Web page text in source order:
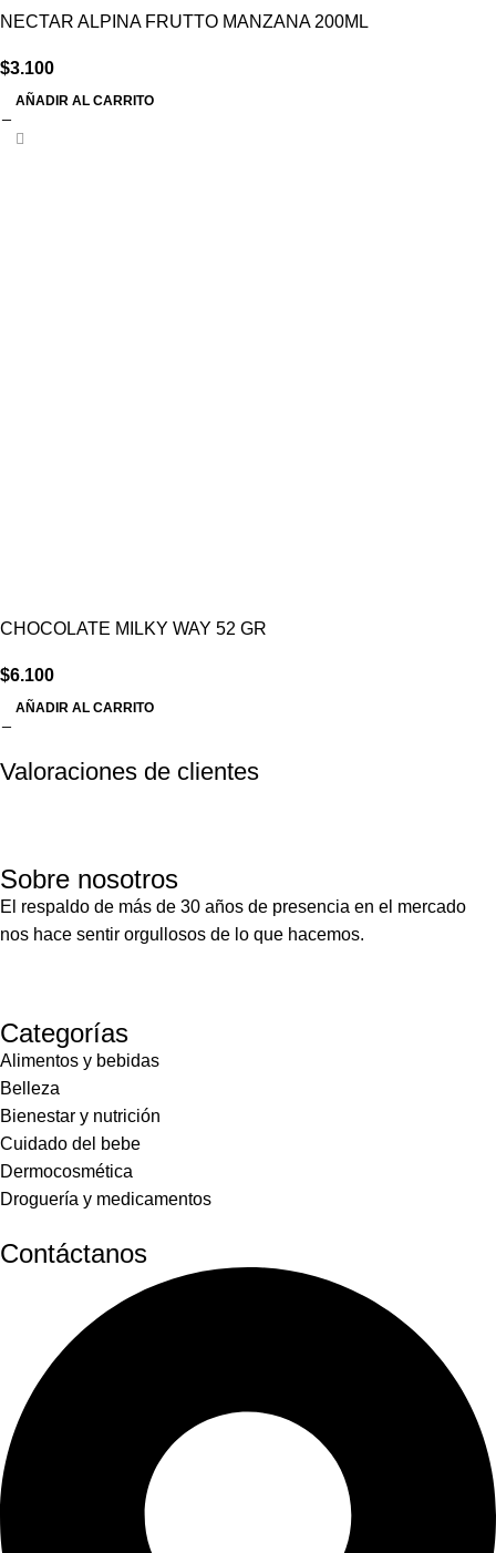
NECTAR ALPINA FRUTTO MANZANA 200ML
$3.100
AÑADIR AL CARRITO
CHOCOLATE MILKY WAY 52 GR
$6.100
AÑADIR AL CARRITO
Valoraciones de clientes
Sobre nosotros
El respaldo de más de 30 años de presencia en el mercado
nos hace sentir orgullosos de lo que hacemos.
Categorías
Alimentos y bebidas
Belleza
Bienestar y nutrición
Cuidado del bebe
Dermocosmética
Droguería y medicamentos
Contáctanos